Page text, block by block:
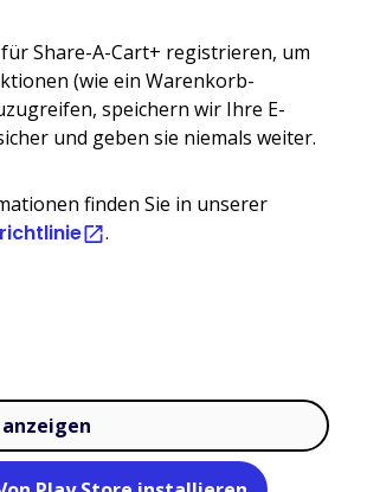
für Share-A-Cart+ registrieren, um
(wie ein Warenkorb-
speichern wir Ihre E-
und geben sie niemals weiter.
finden Sie in unserer
.
anzeigen